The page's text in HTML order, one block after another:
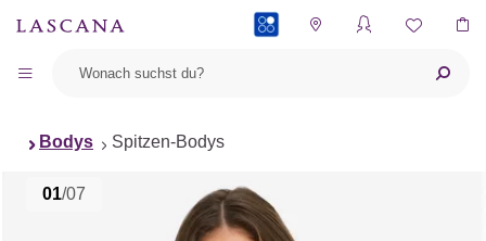
Bodys Spitzen-Bodys
01/07